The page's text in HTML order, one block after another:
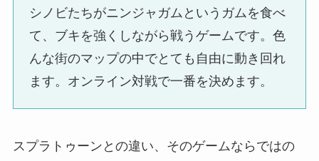
シノビたちがニンジャガムというガムを食べ
て、ブキを強くしながら戦うゲームです。色
んな街のマップの中でとても自由に動き回れ
ます。オンライン対戦で一番を決めます。
スプラトゥーンとの違い、そのゲームならではの